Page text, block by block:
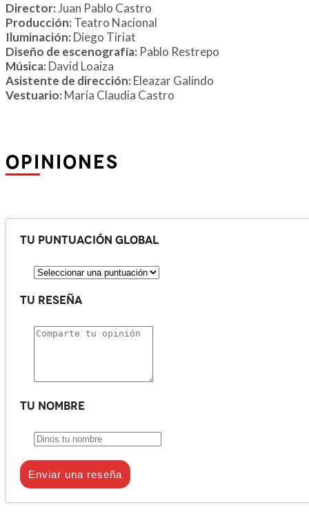
Director:Juan Pablo Castro
Producción: Teatro Nacional
Iluminación: Diego Tiriat
Diseño de escenografía: Pablo Restrepo
Música: David Loaiza
Asistente de dirección: Eleazar Galindo
Vestuario: María Claudia Castro
OPINIONES
Tu puntuación global
Tu reseña
Tu nombre
Enviar una reseña